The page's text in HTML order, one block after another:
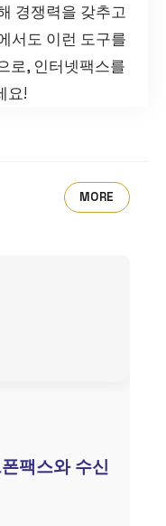
경쟁력을 갖추고
서도 이런 도구를
로, 인터넷팩스를
요!
MORE
팩스와 수신